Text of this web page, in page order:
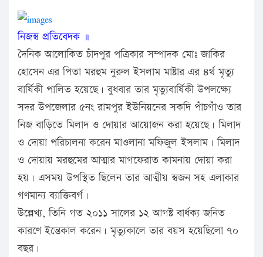
নিজস্ব প্রতিবেদক ॥
দৈনিক আলোকিত চাঁদপুর পত্রিকার সম্পাদক মোঃ জাকির
হোসেন এর পিতা মরহুম নুরুল ইসলাম মাষ্টার এর ৪র্থ মৃত্যু
বার্ষিকী পালিত হয়েছে। বুধবার তার মৃত্যুবার্ষিকী উপলক্ষ্যে
সদর উপজেলার ৫নং রামপুর ইউনিয়নের সকদি পাঁচগাঁও তার
নিজ বাড়িতে মিলাদ ও দোয়ার আয়োজন করা হয়েছে। মিলাদ
ও দোয়া পরিচালনা করেন মাওলানা মফিজুল ইসলাম। মিলাদ
ও দোয়ায় মরহুমের আত্মার মাগফেরাত কামনায় দোয়া করা
হয়। এসময় উপস্থিত ছিলেন তার আত্মীয় স্বজন সহ এলাকার
গণমান্য ব্যাক্তিবর্গ।
উল্লেখ্য, তিনি গত ২০১১ সালের ১২ আগষ্ট বার্ধক্য জনিত
কারণে ইন্তেকাল করেন। মৃত্যুকালে তার বয়স হয়েছিলো ৭০
বছর।